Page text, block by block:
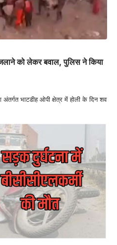
को लेकर बवाल, पुलिस ने किया
भाटडीह ओपी क्षेत्र में होली के दिन शव